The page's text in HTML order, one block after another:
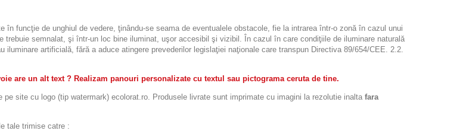
funcţie de unghiul de vedere, ţinându-se seama de eventualele obstacole, fie la intrarea într-o zonă în cazul unui
semnalat, şi într-un loc bine iluminat, uşor accesibil şi vizibil. În cazul în care condiţiile de iluminare naturală
artificială, fără a aduce atingere prevederilor legislaţiei naţionale care transpun Directiva 89/654/CEE. 2.2.
are un alt text ? Realizam panouri personalizate cu textul sau pictograma ceruta de tine.
site cu logo (tip watermark) ecolorat.ro. Produsele livrate sunt imprimate cu imagini la rezolutie inalta fara
tale trimise catre :